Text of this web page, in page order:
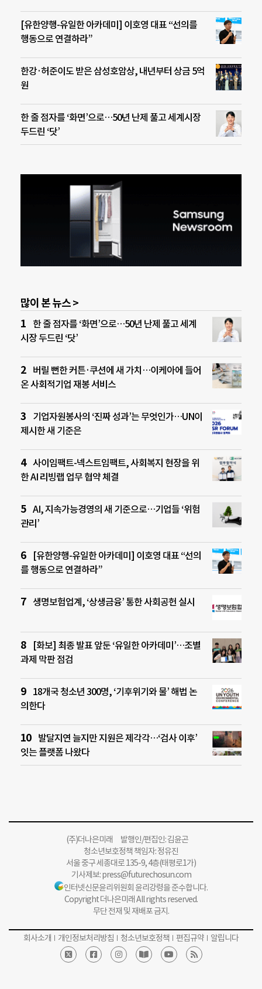
[유한양행-유일한 아카데미] 이호영 대표 “선의를
행동으로 연결하라”
한강·허준이도 받은 삼성호암상, 내년부터 상금 5억
원
한 줄 점자를 ‘화면’으로…50년 난제 풀고 세계시장
두드린 ‘닷’
많이 본 뉴스 >
한 줄 점자를 ‘화면’으로…50년 난제 풀고 세계
시장 두드린 ‘닷’
버릴 뻔한 커튼·쿠션에 새 가치…이케아에 들어
온 사회적기업 재봉 서비스
기업자원봉사의 ‘진짜 성과’는 무엇인가…UN이
제시한 새 기준은
사이임팩트-넥스트임팩트, 사회복지 현장을 위
한 AI 리빙랩 업무 협약 체결
AI, 지속가능경영의 새 기준으로…기업들 ‘위험
관리’
[유한양행-유일한 아카데미] 이호영 대표 “선의
를 행동으로 연결하라”
생명보험업계, ‘상생금융’ 통한 사회공헌 실시
[화보] 최종 발표 앞둔 ‘유일한 아카데미’…조별
과제 막판 점검
18개국 청소년 300명, ‘기후위기와 물’ 해법 논
의한다
발달지연 늘지만 지원은 제각각…‘검사 이후’
잇는 플랫폼 나왔다
(주)더나은미래 발행인/편집인: 김윤곤
청소년보호정책 책임자: 정유진
서울 중구 세종대로 135-9, 4층(태평로1가)
기사제보:press@futurechosun.com
인터넷신문윤리위원회 윤리강령을 준수합니다.
Copyright 더나은미래 All rights reserved.
무단 전재 및 재배포 금지.
회사소개 개인정보처리방침 청소년보호정책 편집규약 알립니다